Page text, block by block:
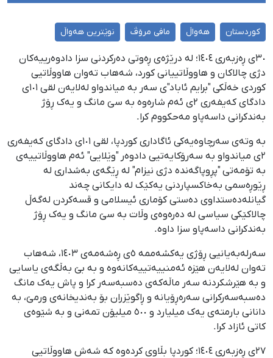
کوردستان هەواڵ مافی مرۆڤ نوێترین هەواڵ
٣٠ی ڕەزبەری ١٤٠٤؛ لە درێژەی ڕەوتی دەرکردنی سزا دادوەرییەکان
دژی چالاکان و هاووڵاتییانی کورد، شەهاب تەوان هاووڵاتیی
کوردی خەڵکی "برایم ئاباد"ی سەر بە میاندواو لەلایەن لقی ١٠١ی
دادگای کەیفەری ٢ی ئەم شارەوە بە سێ مانگ و یەک ڕۆژ
بەندکرانی داسەپاو مەحکووم کرا.
بە وتەی سەرچاوەیەکی ئاگاداری کوردپا، لقی ١٠١ی دادگای کەیفەری
٢ی میاندواو بە سەرۆکایەتیی دادوەر "وێلایی" ئەم هاووڵاتییەی
بە تۆمەتی "پڕوپاگەندە دژی نیزام" لە ڕێگەی بەشداری لە
ڕێوڕەسمی بەخاکسپاردنی یەکێک لە دایکانی چەند
گیانلەدەستداوی دەستی کۆماری ئیسلامی و قسەکردن لەگەڵ
چالاکێکی سیاسی لە دەرەوەی وڵات بە سێ مانگ و یەک ڕۆژ
بەندکرانی داسەپاو سزا داوە.
سەرلەبەیانیی ڕۆژی یەکشەممە ٥ی ڕەشەمەی ١٤٠٣، شەهاب
تەوان لەلایەن هێزە ئەمنییەتییەکانەوە و بە بێ بەڵگەی یاسایی
و بە هێرشکردنە سەر ماڵەکەی دەسبەسەر کرا و پاش یەک مانگ
دەسبەسەرکرانی سەرەڕۆیانە و ڕاگوێزران بۆ بەندیخانەی ورمێ، بە
دانانی بارمتەی یەک میلیارد و ٥٠٠ میلیۆن تمەنی و بە شێوەی
کاتی ئازاد کرا.
٢٧ی ڕەزبەری ١٤٠٤؛ کوردپا بڵاوی کردەوە کە شەش هاووڵاتیی